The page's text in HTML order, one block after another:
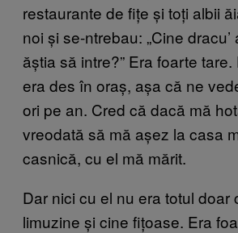
restaurante de fițe și toți albii
noi și se-ntrebau: „Cine
ăștia să intre?” Era foarte
era des în oraș, așa că ne
ori pe an. Cred că dacă mă
vreodată să mă așez la casa
casnică, cu el mă mărit.
Dar nici cu el nu era totul doar
limuzine și cine fițoase. Era